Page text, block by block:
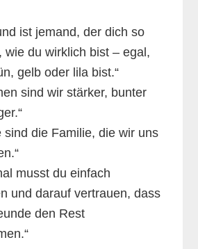
ist jemand, der dich so
wie du wirklich bist – egal,
gelb oder lila bist.“
sind wir stärker, bunter
sind die Familie, die wir uns
musst du einfach
und darauf vertrauen, dass
den Rest